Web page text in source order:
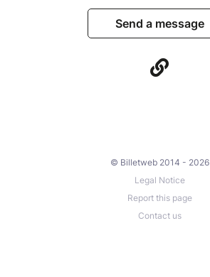
Send a message
© Billetweb 2014 - 2026
Legal Notice
Report this page
Contact us